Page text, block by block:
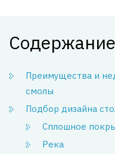
Содержание
Преимущества и
смолы
Подбор дизайна
Сплошное
Река